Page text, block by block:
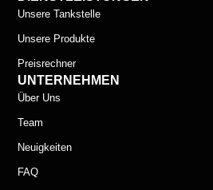
Unsere Tankstelle
Unsere Produkte
Preisrechner
UNTERNEHMEN
Über Uns
Team
Neuigkeiten
FAQ